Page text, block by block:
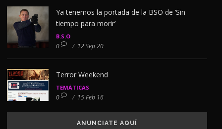
Ya tenemos la portada de la BSO de ‘Sin
tiempo para morir’
B.S.O
0 / 12 Sep 20
Terror Weekend
TEMÁTICAS
0 / 15 Feb 16
ANUNCIATE AQUÍ